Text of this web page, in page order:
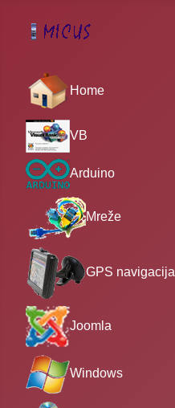
Home
VB
Arduino
Mreže
GPS navigacija
Joomla
Windows